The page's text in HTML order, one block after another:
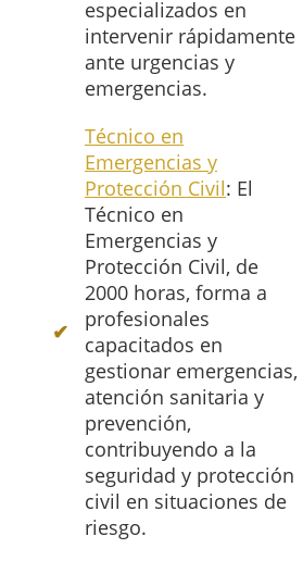
especializados en
intervenir rápidamente
ante urgencias y
emergencias.
Técnico en
Emergencias y
Protección Civil: El
Técnico en
Emergencias y
Protección Civil, de
2000 horas, forma a
profesionales
capacitados en
gestionar emergencias,
atención sanitaria y
prevención,
contribuyendo a la
seguridad y protección
civil en situaciones de
riesgo.